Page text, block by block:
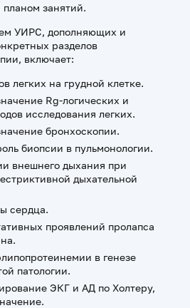
занятий.
УИРС, дополняющих и
разделов
включает:
легких на грудной клетке.
Rg-логических и
исследования легких.
бронхоскопии.
биопсии в пульмонологии.
внешнего дыхания при
дыхательной
сердца.
проявлений пролапса
в генезе
патологии.
ЭКГ и АД по Холтеру,